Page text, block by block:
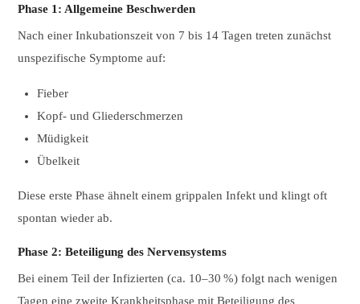
Phase 1: Allgemeine Beschwerden
Nach einer Inkubationszeit von 7 bis 14 Tagen treten zunächst
unspezifische Symptome auf:
Fieber
Kopf- und Gliederschmerzen
Müdigkeit
Übelkeit
Diese erste Phase ähnelt einem grippalen Infekt und klingt oft
spontan wieder ab.
Phase 2: Beteiligung des Nervensystems
Bei einem Teil der Infizierten (ca. 10–30 %) folgt nach wenigen
Tagen eine zweite Krankheitsphase mit Beteiligung des